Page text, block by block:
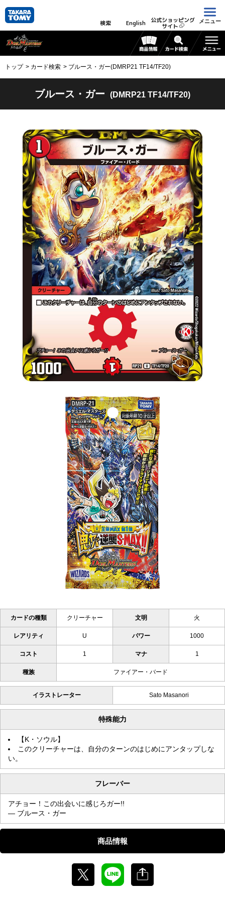
検索 English 公式ショッピング
サイト
メニュー
トップ カード検索 ブルース・ガー(DMRP21 TF14/TF20)
ブルース・ガー (DMRP21 TF14/TF20)
カードの種類 クリーチャー 文明 火
レアリティ U パワー 1000
コスト 1 マナ 1
種族 ファイアー・バード
イラストレーター Sato Masanori
特殊能力
【K・ソウル】
このクリーチャーは、自分のターンのはじめにアンタップしな
い。
フレーバー
アチョー！この出会いに感じろガー!!
— ブルース・ガー
商品情報